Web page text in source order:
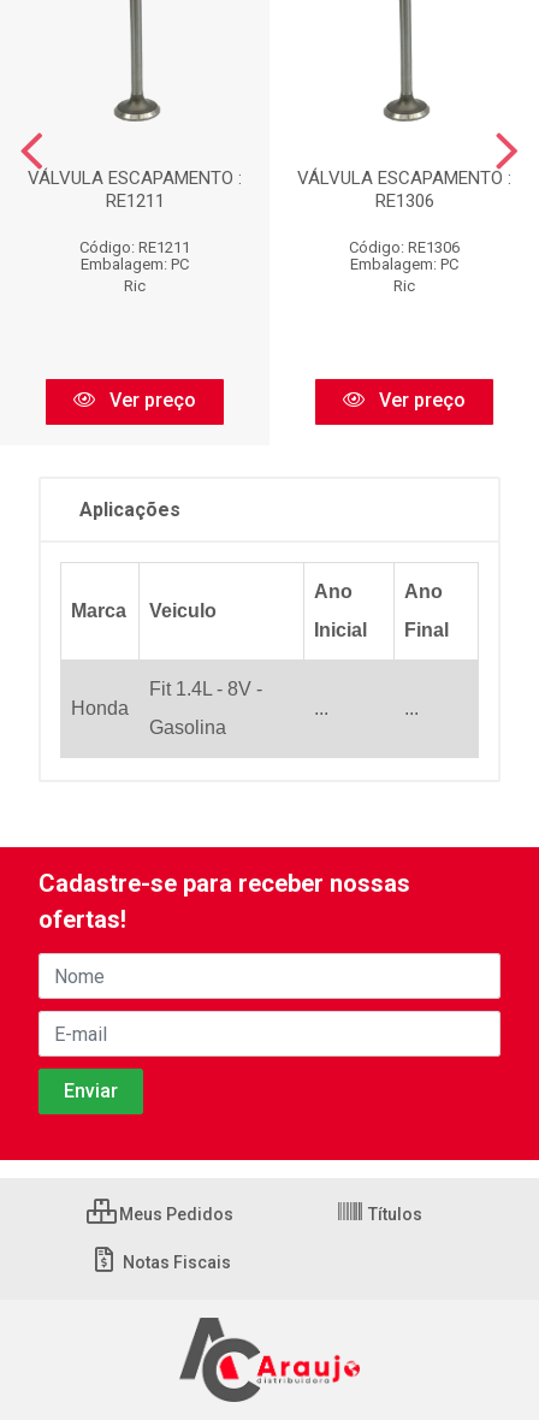
VÁLVULA ESCAPAMENTO :
RE1211
Código: RE1211
Embalagem: PC
Ric
Ver preço
VÁLVULA ESCAPAMENTO :
RE1306
Código: RE1306
Embalagem: PC
Ric
Ver preço
Aplicações
Marca Veiculo
Ano
Inicial
Ano
Final
Honda
Fit 1.4L - 8V -
Gasolina
... ...
Cadastre-se para receber nossas
ofertas!
Meus Pedidos Títulos
Notas Fiscais